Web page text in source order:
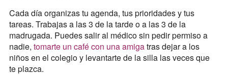
Cada día organizas tu agenda, tus prioridades y tus
tareas. Trabajas a las 3 de la tarde o a las 3 de la
madrugada. Puedes salir al médico sin pedir permiso a
nadie, tomarte un café con una amigatras dejar a los
niños en el colegio y levantarte de la silla las veces que
te plazca.